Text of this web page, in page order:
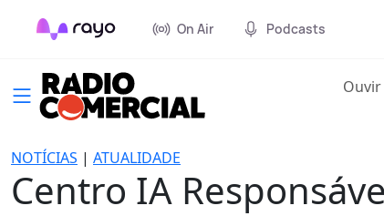
On Air Podcasts
Ouvir
NOTÍCIAS | ATUALIDADE
Centro IA